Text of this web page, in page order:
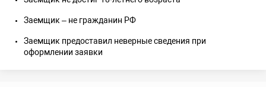
Заемщик – не гражданин РФ
Заемщик предоставил неверные сведения при
оформлении заявки